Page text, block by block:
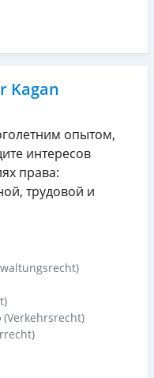
Kagan
опытом,
интересов
права:
трудовой и
(Verkehrsrecht)